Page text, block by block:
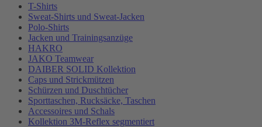
T-Shirts
Sweat-Shirts und Sweat-Jacken
Polo-Shirts
Jacken und Trainingsanzüge
HAKRO
JAKO Teamwear
DAIBER SOLID Kollektion
Caps und Strickmützen
Schürzen und Duschtücher
Sporttaschen, Rucksäcke, Taschen
Accessoires und Schals
Kollektion 3M-Reflex segmentiert